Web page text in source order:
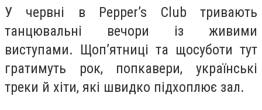
У червні в Pepper’s Club тривають
танцювальні вечори із живими
виступами. Щоп’ятниці та щосуботи тут
гратимуть рок, попкавери, українські
треки й хіти, які швидко підхоплює зал.